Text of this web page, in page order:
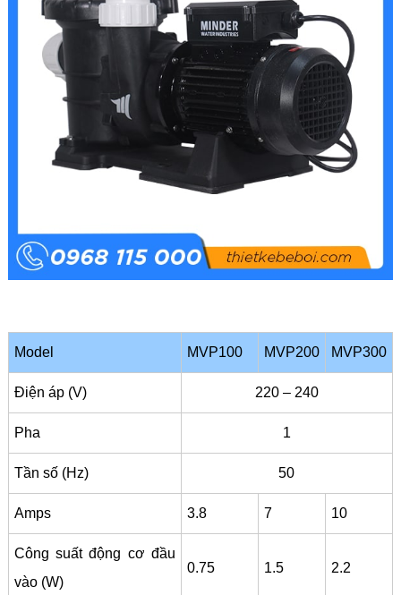
Model MVP100 MVP200 MVP300
Điện áp (V) 220 – 240
Pha 1
Tần số (Hz) 50
Amps 3.8 7 10
Công suất động cơ đầu
vào (W)
0.75 1.5 2.2